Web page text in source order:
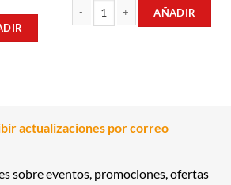
AÑADIR
actualizaciones por correo
sobre eventos, promociones, ofertas